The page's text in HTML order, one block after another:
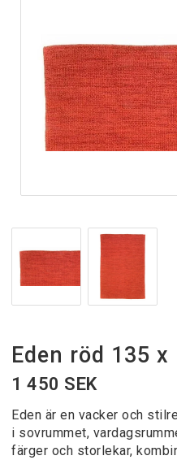
Inne och utematta
Gångmattor
Gångmattor på
Tjocka Ullmattor
Designermattor
Handknutna Mattor
Eden röd 135
1 450 SEK
Eden är en vacker och
i sovrummet,
färger och storlekar,